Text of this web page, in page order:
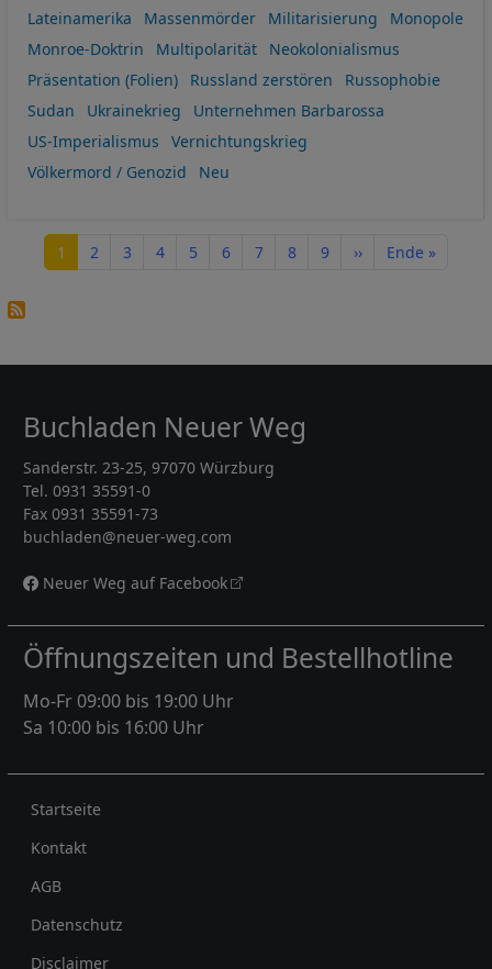
Lateinamerika
Massenmörder Militarisierung
Monopole
Monroe-Doktrin
Multipolarität
Neokolonialismus
Präsentation (Folien)
Russland zerstören
Russophobie
Sudan
Ukrainekrieg
Unternehmen Barbarossa
US-Imperialismus
Vernichtungskrieg
Völkermord / Genozid
Neu
Seite
1 Seite
2 Seite
3 Seite
4 Seite
5 Seite
6 Seite
7 Seite
8 Seite
9 Nächste Seite
›› Letzte Seite
Ende »
Buchladen Neuer Weg
Sanderstr. 23-25, 97070 Würzburg
Tel. 0931 35591-0
Fax 0931 35591-73
buchladen@neuer-weg.com
Neuer Weg auf Facebook
Öffnungszeiten und Bestellhotline
Mo-Fr 09:00 bis 19:00 Uhr
Sa 10:00 bis 16:00 Uhr
Rechtliches
Startseite
Kontakt
AGB
Datenschutz
Disclaimer